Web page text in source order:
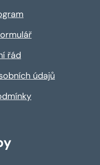
řád
údajů